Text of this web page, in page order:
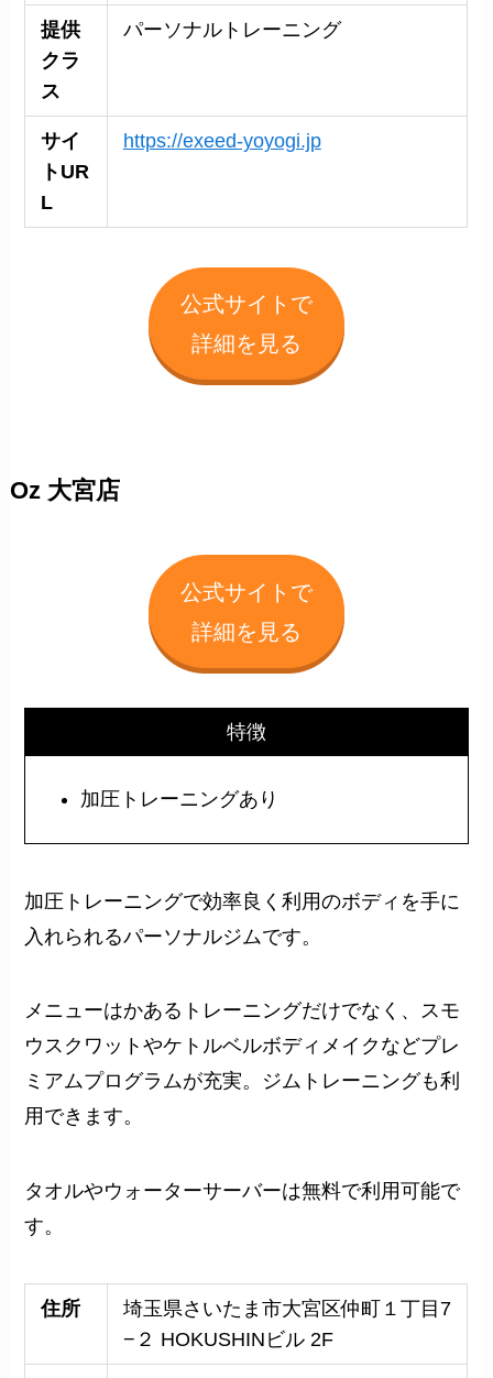
提供
クラ
ス
パーソナルトレーニング
サイ
トUR
L
https://exeed-yoyogi.jp
公式サイトで
詳細を見る
Oz 大宮店
公式サイトで
詳細を見る
特徴
加圧トレーニングあり
加圧トレーニングで効率良く利用のボディを手に
入れられるパーソナルジムです。
メニューはかあるトレーニングだけでなく、スモ
ウスクワットやケトルベルボディメイクなどプレ
ミアムプログラムが充実。ジムトレーニングも利
用できます。
タオルやウォーターサーバーは無料で利用可能で
す。
住所
埼玉県さいたま市大宮区仲町１丁目7
−２ HOKUSHINビル 2F